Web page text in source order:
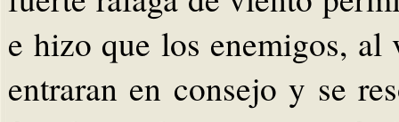
e hizo que los enemigos, al
entraran en consejo y se